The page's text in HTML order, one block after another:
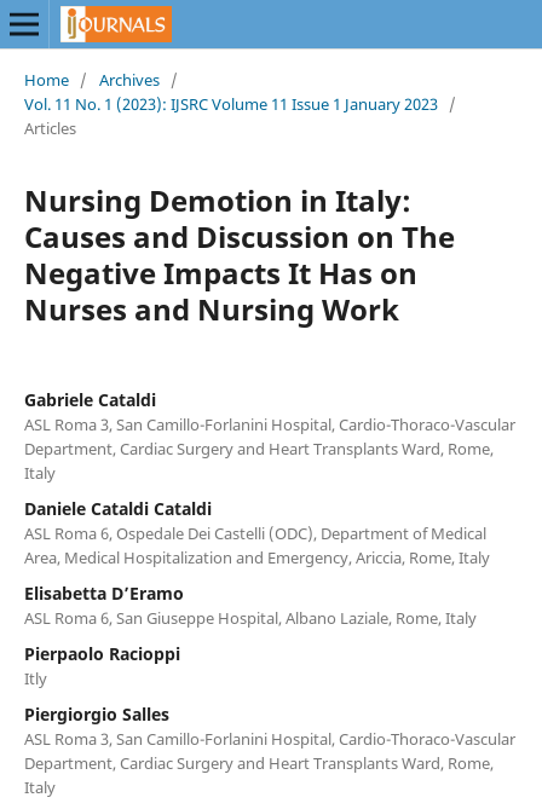
Home / Archives /
Vol. 11 No. 1 (2023): IJSRC Volume 11 Issue 1 January 2023 /
Articles
Nursing Demotion in Italy:
Causes and Discussion on The
Negative Impacts It Has on
Nurses and Nursing Work
Gabriele Cataldi
ASL Roma 3, San Camillo-Forlanini Hospital, Cardio-Thoraco-Vascular
Department, Cardiac Surgery and Heart Transplants Ward, Rome,
Italy
Daniele Cataldi Cataldi
ASL Roma 6, Ospedale Dei Castelli (ODC), Department of Medical
Area, Medical Hospitalization and Emergency, Ariccia, Rome, Italy
Elisabetta D’Eramo
ASL Roma 6, San Giuseppe Hospital, Albano Laziale, Rome, Italy
Pierpaolo Racioppi
Itly
Piergiorgio Salles
ASL Roma 3, San Camillo-Forlanini Hospital, Cardio-Thoraco-Vascular
Department, Cardiac Surgery and Heart Transplants Ward, Rome,
Italy